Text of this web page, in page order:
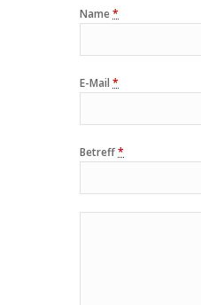
Name*
E-Mail *
Betreff*